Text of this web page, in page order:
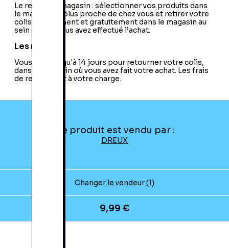
Le retrait en magasin : sélectionner vos produits dans
le magasin le plus proche de chez vous et retirer votre
colis directement et gratuitement dans le magasin au
sein duquel vous avez effectué l’achat.
Les retours
Vous avez jusqu'à 14 jours pour retourner votre colis,
dans le magasin où vous avez fait votre achat. Les frais
de retour sont à votre charge.
Ce produit est vendu par :
DREUX
Changer le vendeur (1)
9,99 €